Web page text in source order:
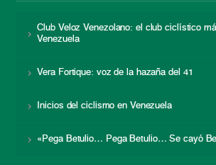
Club Veloz Venezolano: el club ciclístico
Venezuela
Vera Fortique: voz de la hazaña del 41
Inicios del ciclismo en Venezuela
«Pega Betulio… Pega Betulio… Se cayó